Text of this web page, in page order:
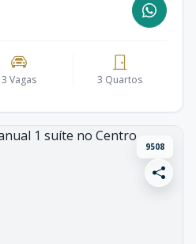
3 Vagas 3 Quartos
9508